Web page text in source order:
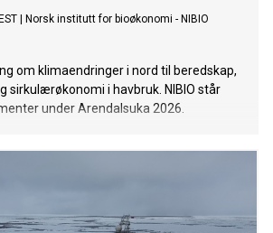
Norsk institutt for bioøkonomi - NIBIO
om klimaendringer i nord til beredskap,
sirkulærøkonomi i havbruk. NIBIO står
under Arendalsuka 2026.